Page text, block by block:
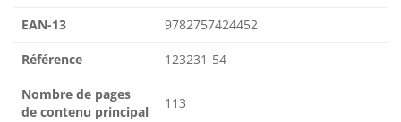
EAN-13 9782757424452
Référence 123231-54
Nombre de pages
de contenu principal
113